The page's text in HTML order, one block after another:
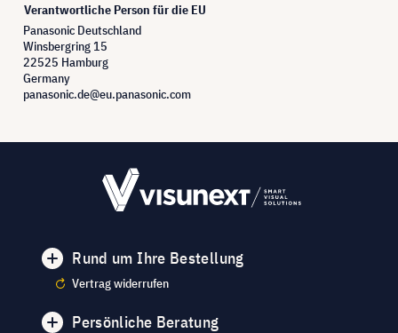
Verantwortliche Person für die EU
Panasonic Deutschland
Winsbergring 15
22525 Hamburg
Germany
panasonic.de@eu.panasonic.com
Rund um Ihre Bestellung
Vertrag widerrufen
Persönliche Beratung